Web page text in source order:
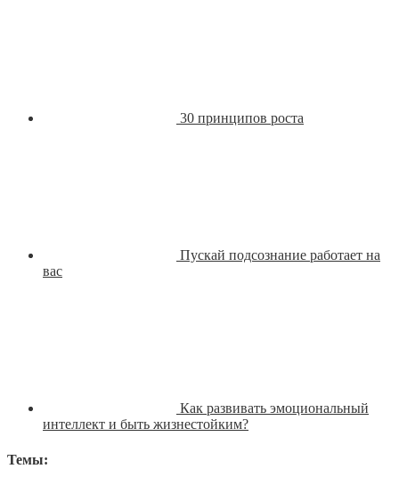
30 принципов роста
Пускай подсознание работает на
вас
Как развивать эмоциональный
интеллект и быть жизнестойким?
Темы: